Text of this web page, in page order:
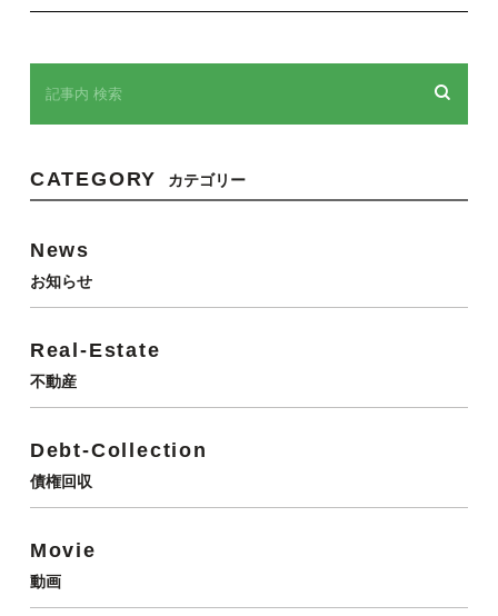
CATEGORY カテゴリー
News
お知らせ
Real-Estate
不動産
Debt-Collection
債権回収
Movie
動画